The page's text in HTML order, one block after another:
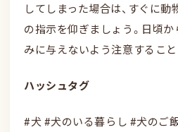
してしまった場合は、すぐに動
の指示を仰ぎましょう。日頃か
みに与えないよう注意すること
ハッシュタグ
#犬 #犬のいる暮らし #犬のご